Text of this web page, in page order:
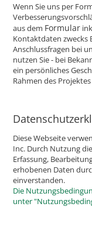
Wenn Sie uns per
aus dem Formular
Kontaktdaten zwecks
Anschlussfragen bei
nutzen Sie - bei
ein persönliches
Rahmen des
Diese Webseite
Inc. Durch Nutzung
Erfassung,
erhobenen Daten
einverstanden.
Die
unter